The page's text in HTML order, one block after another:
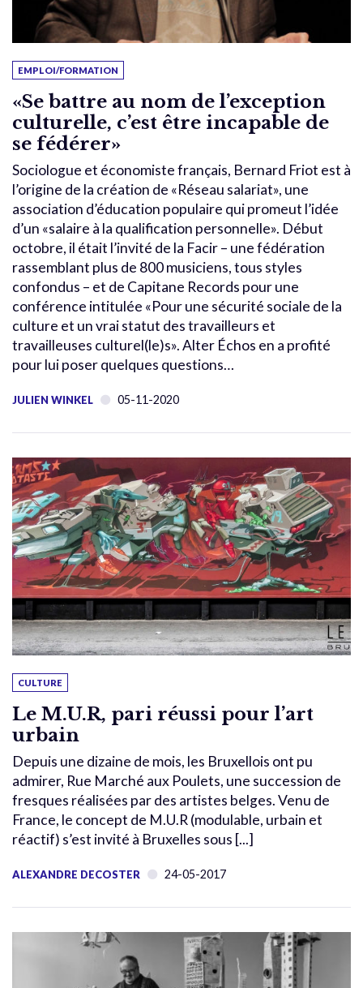
EMPLOI/FORMATION
«Se battre au nom de l’exception
culturelle, c’est être incapable de
se fédérer»
Sociologue et économiste français, Bernard Friot est à
l’origine de la création de «Réseau salariat», une
association d’éducation populaire qui promeut l’idée
d’un «salaire à la qualification personnelle». Début
octobre, il était l’invité de la Facir – une fédération
rassemblant plus de 800 musiciens, tous styles
confondus – et de Capitane Records pour une
conférence intitulée «Pour une sécurité sociale de la
culture et un vrai statut des travailleurs et
travailleuses culturel(le)s». Alter Échos en a profité
pour lui poser quelques questions…
JULIEN WINKEL 05-11-2020
CULTURE
Le M.U.R, pari réussi pour l’art
urbain
Depuis une dizaine de mois, les Bruxellois ont pu
admirer, Rue Marché aux Poulets, une succession de
fresques réalisées par des artistes belges. Venu de
France, le concept de M.U.R (modulable, urbain et
réactif) s’est invité à Bruxelles sous [...]
ALEXANDRE DECOSTER 24-05-2017